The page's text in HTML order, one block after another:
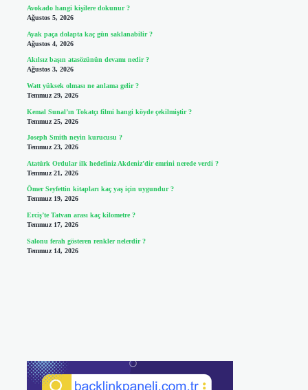
Avokado hangi kişilere dokunur ?
Ağustos 5, 2026
Ayak paça dolapta kaç gün saklanabilir ?
Ağustos 4, 2026
Akılsız başın atasözünün devamı nedir ?
Ağustos 3, 2026
Watt yüksek olması ne anlama gelir ?
Temmuz 29, 2026
Kemal Sunal’ın Tokatçı filmi hangi köyde çekilmiştir ?
Temmuz 25, 2026
Joseph Smith neyin kurucusu ?
Temmuz 23, 2026
Atatürk Ordular ilk hedefiniz Akdeniz’dir emrini nerede verdi ?
Temmuz 21, 2026
Ömer Seyfettin kitapları kaç yaş için uygundur ?
Temmuz 19, 2026
Erciş’te Tatvan arası kaç kilometre ?
Temmuz 17, 2026
Salonu ferah gösteren renkler nelerdir ?
Temmuz 14, 2026